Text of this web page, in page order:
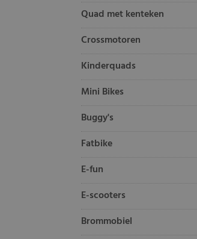
Quad met kenteken
Crossmotoren
Kinderquads
Mini Bikes
Buggy's
Fatbike
E-fun
E-scooters
Brommobiel